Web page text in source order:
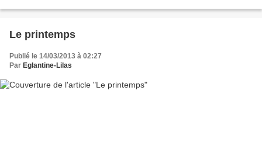
Le printemps
Publié le 14/03/2013 à 02:27
Par Eglantine-Lilas